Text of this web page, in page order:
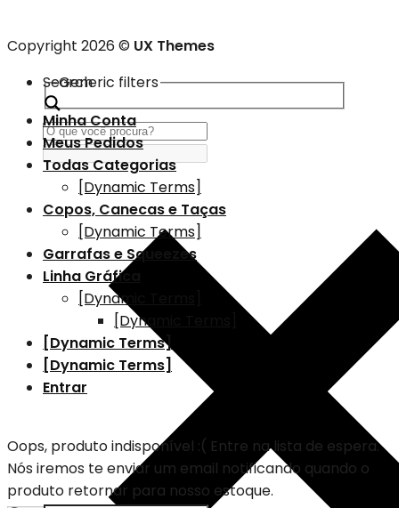
Copyright 2026 © UX Themes
Search
Generic filters
Minha Conta
Meus Pedidos
Todas Categorias
[Dynamic Terms]
Copos, Canecas e Taças
[Dynamic Terms]
Garrafas e Squeezes
Linha Gráfica
[Dynamic Terms]
[Dynamic Terms]
[Dynamic Terms]
[Dynamic Terms]
Entrar
Oops, produto indisponível :( Entre na lista de espera.
Nós iremos te enviar um email notificando quando o
produto retornar para nosso estoque.